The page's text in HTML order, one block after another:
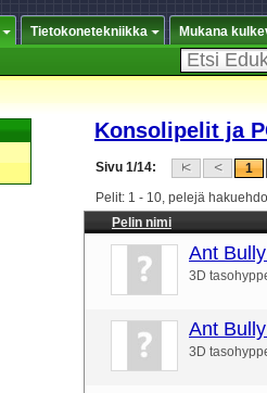
Tietokonetekniikka Mukana
Konsolipelit ja
Sivu 1/14:
1
Pelit: 1 - 10, pelejä
Pelin nimi
Ant
3D
Ant
3D